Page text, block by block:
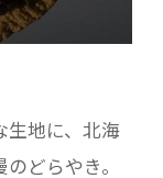
生地に、北海
どらやき。